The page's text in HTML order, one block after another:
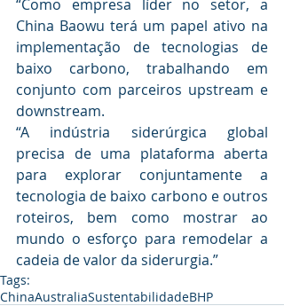
“Como empresa líder no setor, a
China Baowu terá um papel ativo na
implementação de tecnologias de
baixo carbono, trabalhando em
conjunto com parceiros upstream e
downstream.
“A indústria siderúrgica global
precisa de uma plataforma aberta
para explorar conjuntamente a
tecnologia de baixo carbono e outros
roteiros, bem como mostrar ao
mundo o esforço para remodelar a
cadeia de valor da siderurgia.”
Tags:
ChinaAustraliaSustentabilidadeBHP